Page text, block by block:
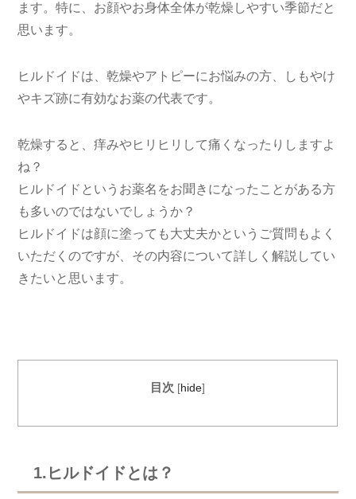
ます。特に、お顔やお身体全体が乾燥しやすい季節だと
思います。
ヒルドイドは、乾燥やアトピーにお悩みの方、しもやけ
やキズ跡に有効なお薬の代表です。
乾燥すると、痒みやヒリヒリして痛くなったりしますよ
ね？
ヒルドイドというお薬名をお聞きになったことがある方
も多いのではないでしょうか？
ヒルドイドは顔に塗っても大丈夫かというご質問もよく
いただくのですが、その内容について詳しく解説してい
きたいと思います。
目次 [hide]
1.ヒルドイドとは？